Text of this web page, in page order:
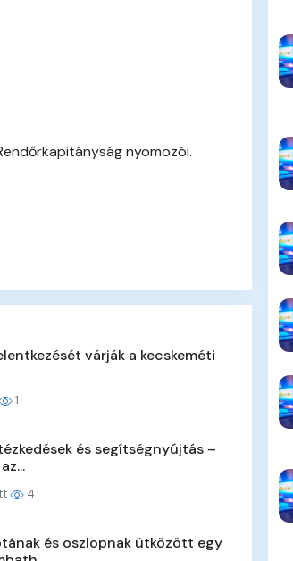
nyomozói.
várják a kecskeméti
1
és segítségnyújtás –
4
és oszlopnak ütközött egy